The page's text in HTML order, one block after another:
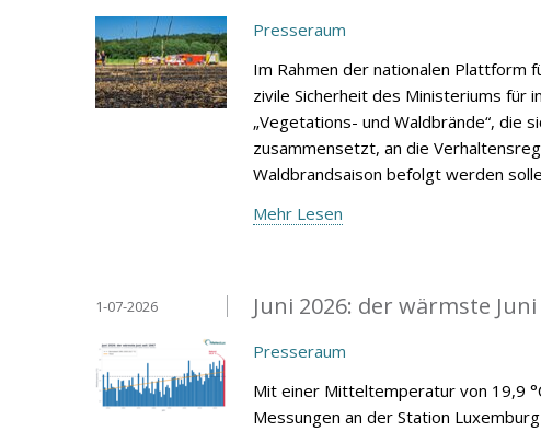
Presseraum
Im Rahmen der nationalen Plattform
zivile Sicherheit des Ministeriums für
„Vegetations- und Waldbrände“, die
zusammensetzt, an die
Waldbrandsaison befolgt werden
Mehr Lesen
Juni 2026: der wärmste
1-07-2026
Presseraum
Mit einer Mitteltemperatur von 19,9
Messungen an der Station